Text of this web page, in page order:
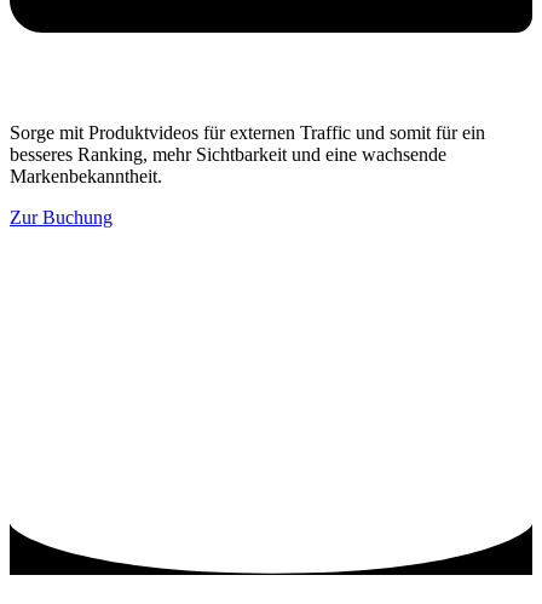
Sorge mit Produktvideos für externen Traffic und somit für ein
besseres Ranking, mehr Sichtbarkeit und eine wachsende
Markenbekanntheit.
Zur Buchung